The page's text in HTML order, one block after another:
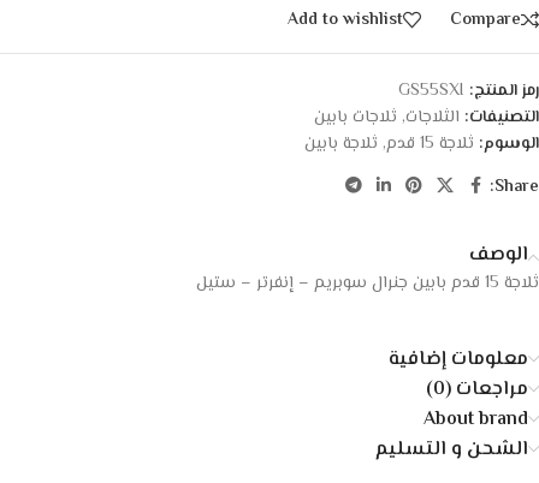
Compare
Add to wishlist
رمز المنتج: GS55SXI
التصنيفات: الثلاجات, ثلاجات بابين
الوسوم: ثلاجة 15 قدم , ثلاجة بابين
Share:
الوصف
ثلاجة 15 قدم بابين جنرال سوبريم – إنفرتر – ستيل
معلومات إضافية
مراجعات (0)
About brand
الشحن و التسليم